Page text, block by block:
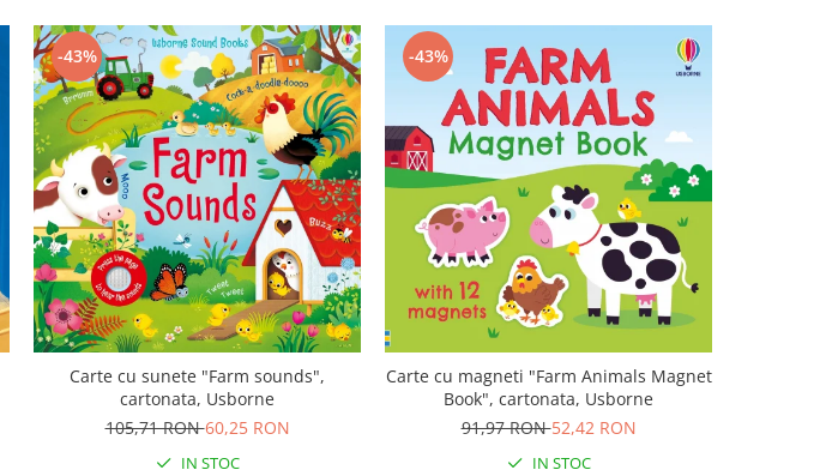
-43%
Carte cu sunete "Farm sounds",
cartonata, Usborne
105,71 RON60,25 RON
IN STOC
-43%
Carte cu magneti "Farm Animals Magnet
Book", cartonata, Usborne
91,97 RON52,42 RON
IN STOC